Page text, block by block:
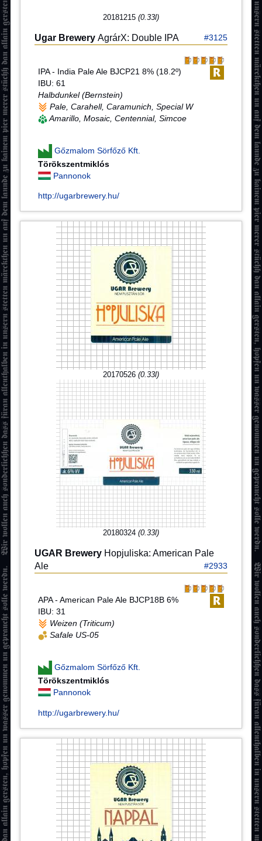
20181215 (0.33l)
Ugar Brewery AgrárX: Double IPA #3125
IPA - India Pale Ale BJCP21 8% (18.2º)
IBU: 61
Halbdunkel (Bernstein)
Pale, Carahell, Caramunich, Special W
Amarillo, Mosaic, Centennial, Simcoe
Gőzmalom Sörfőző Kft.
Törökszentmiklós
Pannonok
http://ugarbrewery.hu/
20170526 (0.33l)
20180324 (0.33l)
UGAR Brewery Hopjuliska: American Pale
Ale
#2933
APA - American Pale Ale BJCP18B 6%
IBU: 31
Weizen (Triticum)
Safale US-05
Gőzmalom Sörfőző Kft.
Törökszentmiklós
Pannonok
http://ugarbrewery.hu/